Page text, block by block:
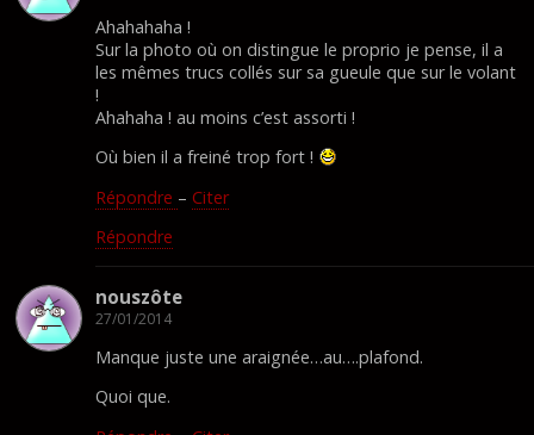
Ahahahaha !
Sur la photo où on distingue le proprio je pense, il a
les mêmes trucs collés sur sa gueule que sur le volant
!
Ahahaha ! au moins c’est assorti !
Où bien il a freiné trop fort !
Répondre – Citer
Répondre
nouszôte
27/01/2014
Manque juste une araignée…au….plafond.
Quoi que.